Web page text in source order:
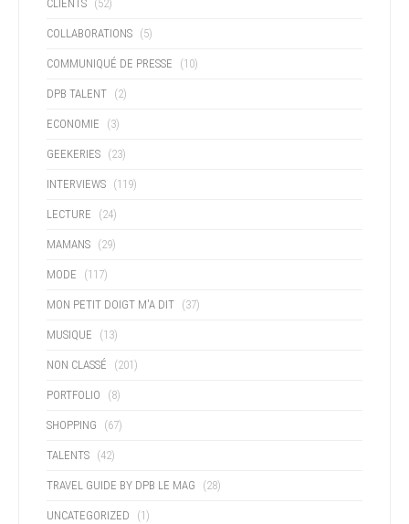
CLIENTS (52)
COLLABORATIONS (5)
COMMUNIQUÉ DE PRESSE (10)
DPB TALENT (2)
ECONOMIE (3)
GEEKERIES (23)
INTERVIEWS (119)
LECTURE (24)
MAMANS (29)
MODE (117)
MON PETIT DOIGT M'A DIT (37)
MUSIQUE (13)
NON CLASSÉ (201)
PORTFOLIO (8)
SHOPPING (67)
TALENTS (42)
TRAVEL GUIDE BY DPB LE MAG (28)
UNCATEGORIZED (1)